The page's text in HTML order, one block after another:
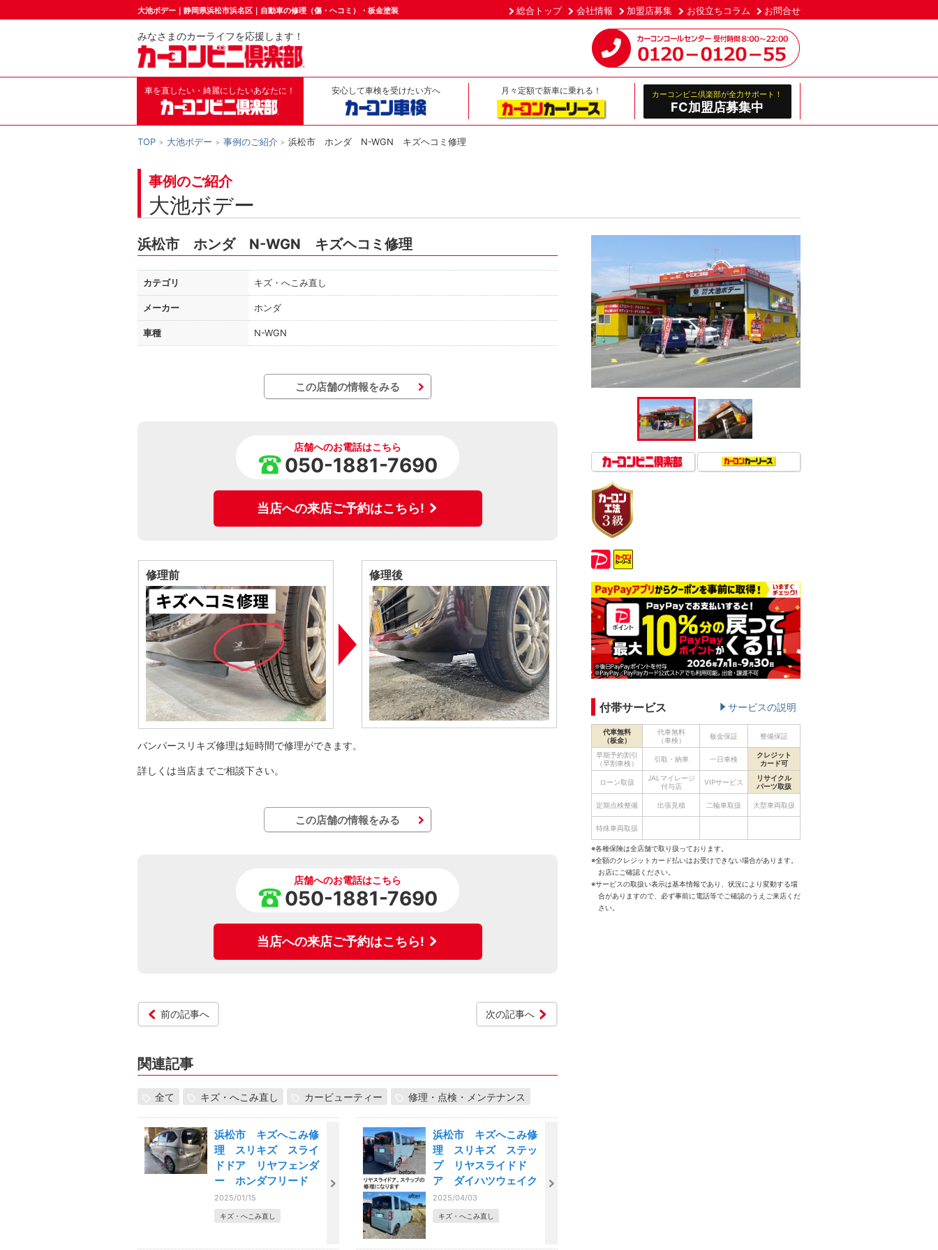
大池ボデー｜静岡県浜松市浜名区｜自動車の修理（傷・ヘコミ）・板金塗装 総合トップ 会社情報 加盟店募集 お役立ちコラム お問合せ
みなさまのカーライフを応援します！
車を直したい・綺麗にしたいあなたに！ 安心して車検を受けたい方へ 月々定額で新車に乗れる！ カーコンビニ倶楽部が全力サポート！
FC加盟店募集中
TOP 大池ボデー 事例のご紹介 浜松市 ホンダ N-WGN キズヘコミ修理
事例のご紹介
大池ボデー
浜松市 ホンダ N-WGN キズヘコミ修理
カテゴリ キズ・へこみ直し
メーカー ホンダ
車種 N-WGN
この店舗の情報をみる
店舗へのお電話はこちら
050-1881-7690
当店への来店ご予約はこちら!
修理前 修理後
バンパースリキズ修理は短時間で修理ができます。
詳しくは当店までご相談下さい。
この店舗の情報をみる
店舗へのお電話はこちら
050-1881-7690
当店への来店ご予約はこちら!
前の記事へ 次の記事へ
関連記事
全て キズ・へこみ直し カービューティー 修理・点検・メンテナンス
浜松市 キズへこみ修
理 スリキズ スライ
ドドア リヤフェンダ
ー ホンダフリード
2025/01/15
キズ・へこみ直し
浜松市 キズへこみ修
理 スリキズ ステッ
プ リヤスライドド
ア ダイハツウェイク
2025/04/03
キズ・へこみ直し
付帯サービス サービスの説明
代車無料
（板金）
代車無料
（車検）
板金保証 整備保証
早期予約割引
（早割車検）
引取・納車 一日車検
クレジット
カード可
ローン取扱
JALマイレージ
付与店
VIPサービス
リサイクル
パーツ取扱
定期点検整備 出張見積 二輪車取扱 大型車両取扱
特殊車両取扱
※各種保険は全店舗で取り扱っております。
※全額のクレジットカード払いはお受けできない場合があります。
お店にご確認ください。
※サービスの取扱い表示は基本情報であり、状況により変動する場
合がありますので、必ず事前に電話等でご確認のうえご来店くだ
さい。